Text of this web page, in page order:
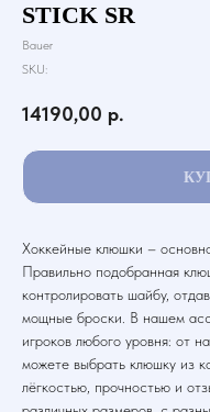
STICK SR
Bauer
SKU:
14190,00 р.
Хоккейные клюшки –
Правильно подобранная
контролировать шайбу,
мощные броски. В нашем
игроков любого уровня: от
можете выбрать клюшку из
лёгкостью, прочностью и